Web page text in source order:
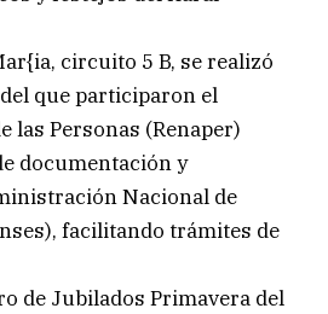
circuito 5 B, se realizó
que participaron el
las Personas (Renaper)
documentación y
Nacional de
facilitando trámites de
de Jubilados Primavera del